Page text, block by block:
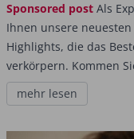
Sponsored post Als
Ihnen unsere
Highlights, die das
verkörpern. Kommen
mehr lesen